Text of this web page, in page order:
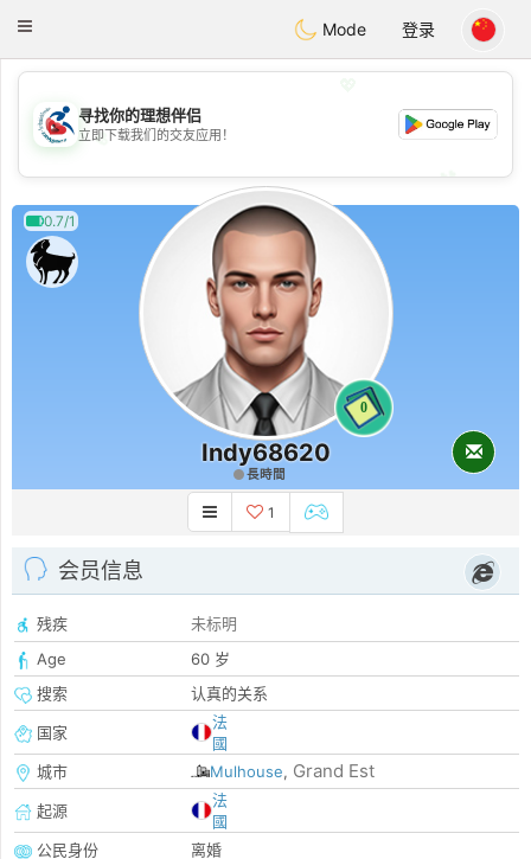
Handi Space
Toggle
Mode 登录
💖
💕
💕
寻找你的理想伴侣
立即下载我们的交友应用！
0.7/1
0
Indy68620
長時間
1
会员信息
残疾
未标明
Age
60 岁
搜索
认真的关系
国家
法
國
城市
Mulhouse, Grand Est
起源
法
國
公民身份
离婚